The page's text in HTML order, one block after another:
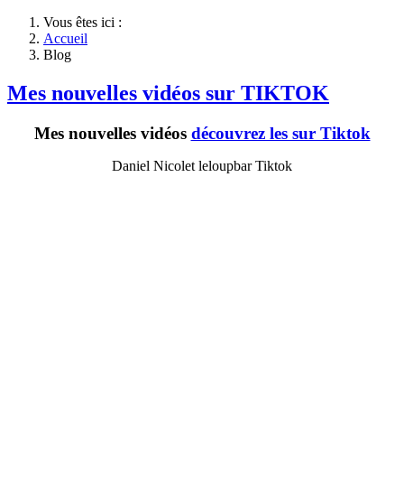
Vous êtes ici :
Accueil
Blog
Mes nouvelles vidéos sur TIKTOK
Mes nouvelles vidéos découvrez les sur Tiktok
Daniel Nicolet leloupbar Tiktok